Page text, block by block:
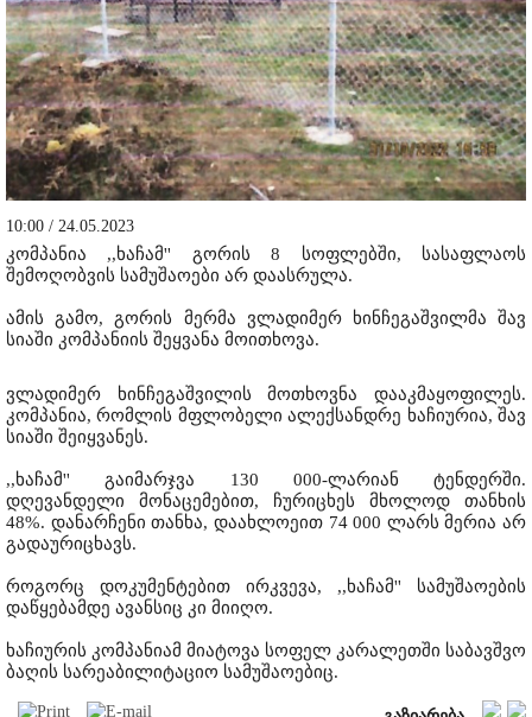
10:00 / 24.05.2023
კომპანია ,,ხაჩამ'' გორის 8 სოფლებში, სასაფლაოს
შემოღობვის სამუშაოები არ დაასრულა.
ამის გამო, გორის მერმა ვლადიმერ ხინჩეგაშვილმა შავ
სიაში კომპანიის შეყვანა მოითხოვა.
ვლადიმერ ხინჩეგაშვილის მოთხოვნა დააკმაყოფილეს.
კომპანია, რომლის მფლობელი ალექსანდრე ხაჩიურია, შავ
სიაში შეიყვანეს.
,,ხაჩამ'' გაიმარჯვა 130 000-ლარიან ტენდერში.
დღევანდელი მონაცემებით, ჩურიცხეს მხოლოდ თანხის
48%. დანარჩენი თანხა, დაახლოეით 74 000 ლარს მერია არ
გადაურიცხავს.
როგორც დოკუმენტებით ირკვევა, ,,ხაჩამ'' სამუშაოების
დაწყებამდე ავანსიც კი მიიღო.
ხაჩიურის კომპანიამ მიატოვა სოფელ კარალეთში საბავშვო
ბაღის სარეაბილიტაციო სამუშაოებიც.